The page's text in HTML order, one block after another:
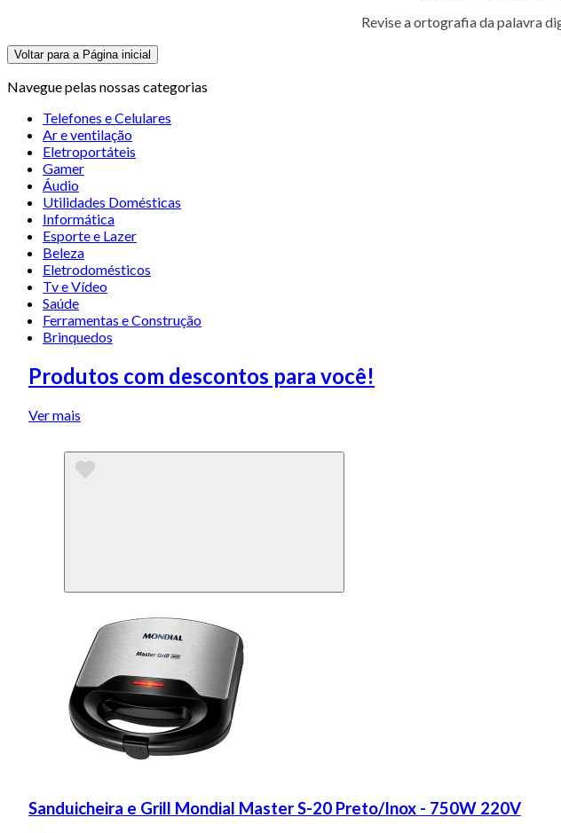
Revise a ortografia da palavra
Voltar para a Página inicial
Navegue pelas nossas categorias
Telefones e Celulares
Ar e ventilação
Eletroportáteis
Gamer
Áudio
Utilidades Domésticas
Informática
Esporte e Lazer
Beleza
Eletrodomésticos
Tv e Vídeo
Saúde
Ferramentas e Construção
Brinquedos
Produtos com descontos para você!
Ver mais
Sanduicheira e Grill Mondial Master S-20 Preto/Inox - 750W 220V